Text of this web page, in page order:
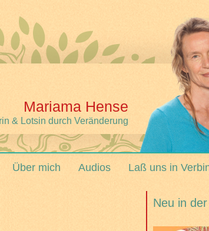
Mariama Hense
& Lotsin durch Veränderung
Über mich Audios Laß uns in
Neu in